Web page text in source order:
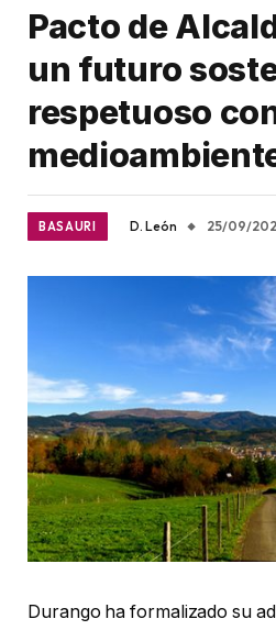
Pacto de
un futuro
respetuoso
BASAURI D. León 25/09/
Durango ha formalizado su